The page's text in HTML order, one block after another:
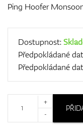
Ping Hoofer
Dostupnost:
Předpokládané
Předpokládané
+
-